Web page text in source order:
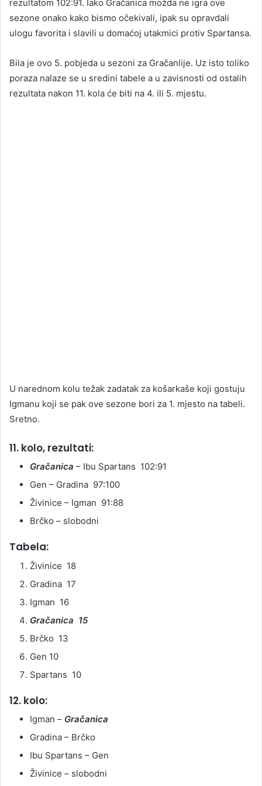
rezultatom 102:91. Iako Gračanica možda ne igra ove
sezone onako kako bismo očekivali, ipak su opravdali
ulogu favorita i slavili u domaćoj utakmici protiv Spartansa.
Bila je ovo 5. pobjeda u sezoni za Gračanlije. Uz isto toliko
poraza nalaze se u sredini tabele a u zavisnosti od ostalih
rezultata nakon 11. kola će biti na 4. ili 5. mjestu.
U narednom kolu težak zadatak za košarkaše koji gostuju
Igmanu koji se pak ove sezone bori za 1. mjesto na tabeli.
Sretno.
11. kolo, rezultati:
Gračanica – Ibu Spartans 102:91
Gen – Gradina 97:100
Živinice – Igman 91:88
Brčko – slobodni
Tabela:
Živinice 18
Gradina 17
Igman 16
Gračanica 15
Brčko 13
Gen 10
Spartans 10
12. kolo:
Igman – Gračanica
Gradina – Brčko
Ibu Spartans – Gen
Živinice – slobodni